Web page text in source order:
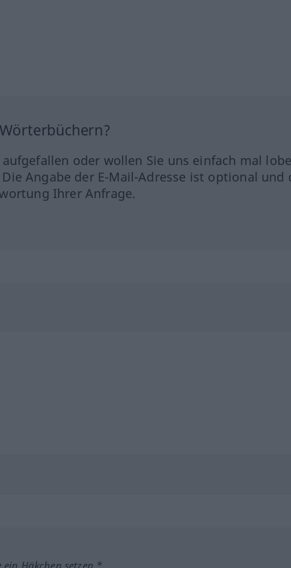
oder wollen Sie uns einfach mal
Angabe der E-Mail-Adresse ist optional und
Ihrer Anfrage.
ein Häkchen setzen.*